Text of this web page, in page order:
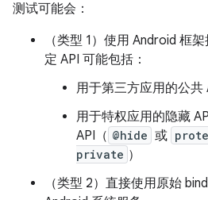
测试可能会：
（类型 1）使用 Android 框
定 API 可能包括：
用于第三方应用的公共
用于特权应用的隐藏
API（ @hide 或
private ）
（类型 2）直接使用原始